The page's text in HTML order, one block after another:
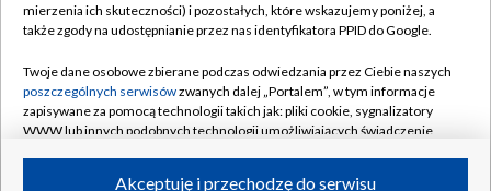
Naziemna Telewizja Cyfrowa
Rada Programowa
System NOS
Informacje o nadawcy
Pomoc
Kontakt
Kanały
mierzenia ich skuteczności) i pozostałych, które wskazujemy poniżej, a
także zgody na udostępnianie przez nas identyfikatora PPID do Google.
Twoje dane osobowe zbierane podczas odwiedzania przez Ciebie naszych
poszczególnych serwisówzwanych dalej „Portalem”, w tym informacje
zapisywane za pomocą technologii takich jak: pliki cookie, sygnalizatory
WWW lub innych podobnych technologii umożliwiających świadczenie
Akceptuję i przechodzę do serwisu